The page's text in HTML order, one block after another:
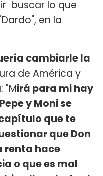
buscar lo que
en la
cambiarle la
de América y
"Mirá para mi hay
y Moni se
que te
que Don
renta hace
o que es mal